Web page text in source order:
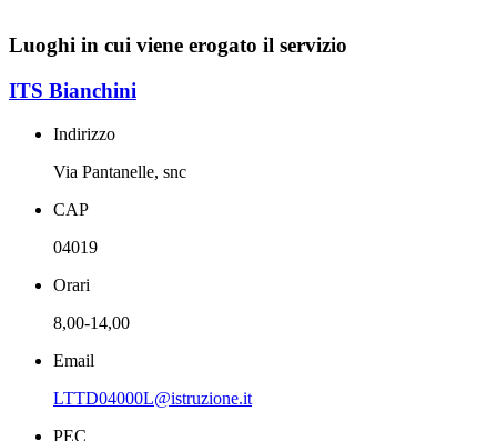
Luoghi in cui viene erogato il servizio
ITS Bianchini
Indirizzo
Via Pantanelle, snc
CAP
04019
Orari
8,00-14,00
Email
LTTD04000L@istruzione.it
PEC